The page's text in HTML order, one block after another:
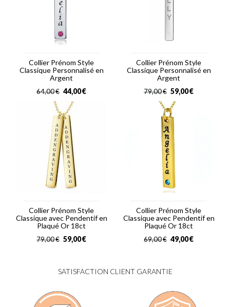
Collier Prénom Style
Classique Personnalisé en
Argent
€
64,00 €
44,00
Collier Prénom Style
Classique Personnalisé en
Argent
€
79,00 €
59,00
Collier Prénom Style
Classique avec Pendentif en
Plaqué Or 18ct
€
79,00 €
59,00
Collier Prénom Style
Classique avec Pendentif en
Plaqué Or 18ct
€
69,00 €
49,00
SATISFACTION CLIENT GARANTIE